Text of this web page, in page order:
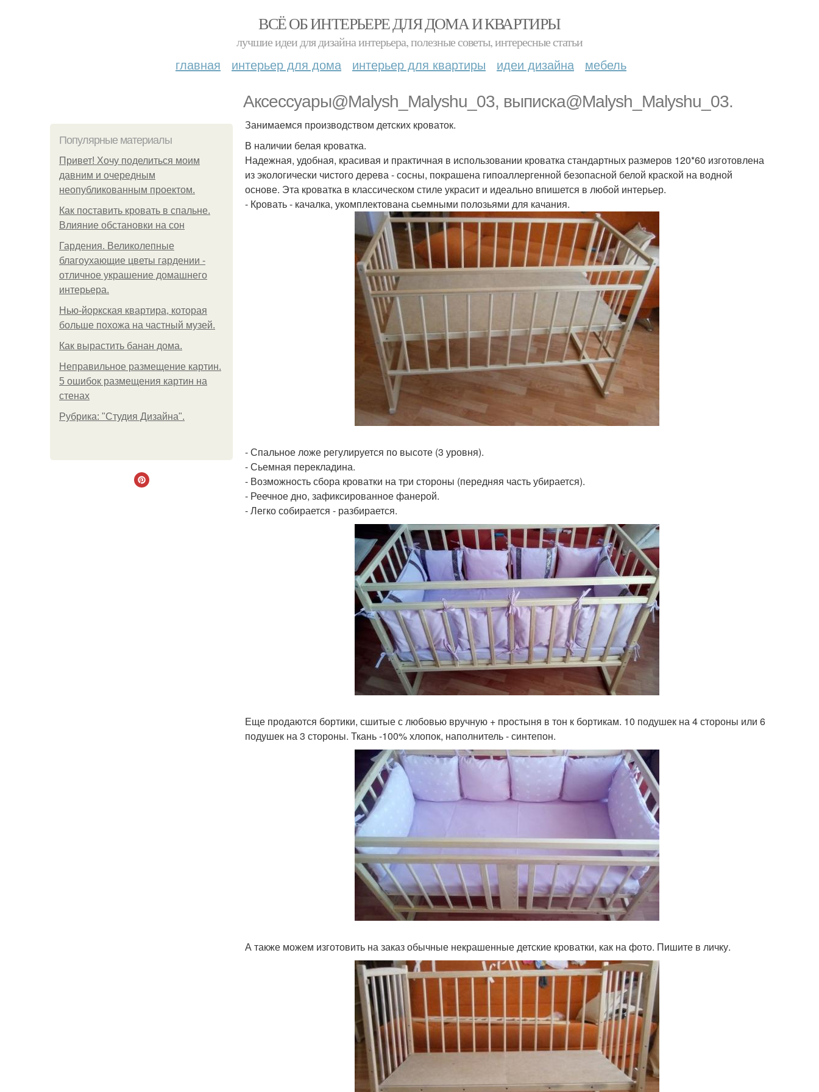
ВСЁ ОБ ИНТЕРЬЕРЕ ДЛЯ ДОМА И КВАРТИРЫ
лучшие идеи для дизайна интерьера, полезные советы, интересные статьи
главная интерьер для дома интерьер для квартиры идеи дизайна мебель
Аксессуары@Malysh_Malyshu_03, выписка@Malysh_Malyshu_03.
Популярные материалы
Привет! Хочу поделиться моим
давним и очередным
неопубликованным проектом.
Как поставить кровать в спальне.
Влияние обстановки на сон
Гардения. Великолепные
благоухающие цветы гардении -
отличное украшение домашнего
интерьера.
Нью-йоркская квартира, которая
больше похожа на частный музей.
Как вырастить банан дома.
Неправильное размещение картин.
5 ошибок размещения картин на
стенах
Рубрика: "Студия Дизайна".
Занимаемся производством детских кроваток.
В наличии белая кроватка.
Надежная, удобная, красивая и практичная в использовании кроватка стандартных размеров 120*60 изготовлена
из экологически чистого дерева - сосны, покрашена гипоаллергенной безопасной белой краской на водной
основе. Эта кроватка в классическом стиле украсит и идеально впишется в любой интерьер.
- Кровать - качалка, укомплектована сьемными полозьями для качания.
- Спальное ложе регулируется по высоте (3 уровня).
- Сьемная перекладина.
- Возможность сбора кроватки на три стороны (передняя часть убирается).
- Реечное дно, зафиксированное фанерой.
- Легко собирается - разбирается.
Еще продаются бортики, сшитые с любовью вручную + простыня в тон к бортикам. 10 подушек на 4 стороны или 6
подушек на 3 стороны. Ткань -100% хлопок, наполнитель - синтепон.
А также можем изготовить на заказ обычные некрашенные детские кроватки, как на фото. Пишите в личку.